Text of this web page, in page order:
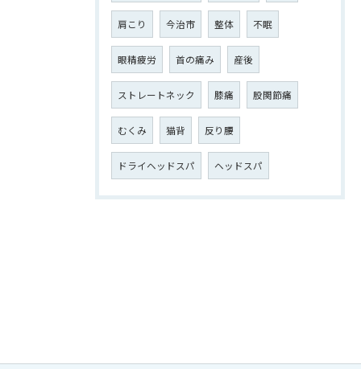
肩こり 今治市 整体 不眠
眼精疲労 首の痛み 産後
ストレートネック 膝痛 股関節痛
むくみ 猫背 反り腰
ドライヘッドスパ ヘッドスパ